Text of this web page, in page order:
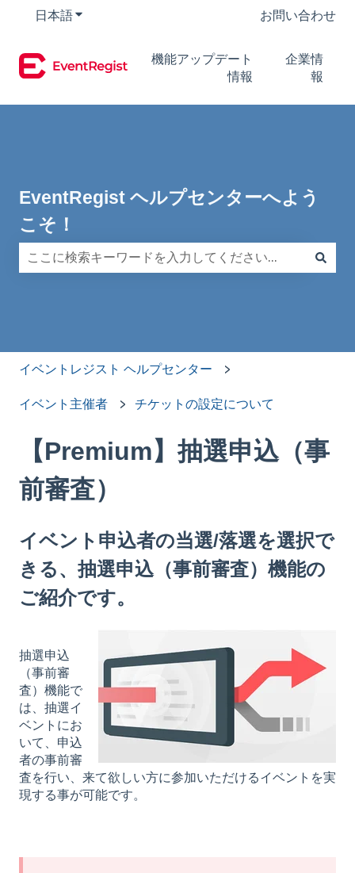
日本語翻訳のサブメニューを表示 お問い合わせ
機能アップデート
情報
企業情
報
EventRegist ヘルプセンターへよう
こそ！
イベントレジスト ヘルプセンター
イベント主催者 チケットの設定について
【Premium】抽選申込（事
前審査）
イベント申込者の当選/落選を選択で
きる、抽選申込（事前審査）機能の
ご紹介です。
抽選申込
（事前審
査）機能で
は、抽選イ
ベントにお
いて、申込
者の事前審
査を行い、来て欲しい方に参加いただけるイベントを実
現する事が可能です。